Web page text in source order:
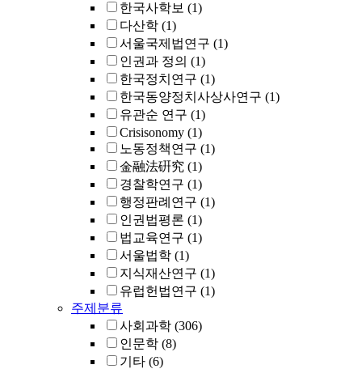
한국사학보 (1)
다산학 (1)
서울국제법연구 (1)
인권과 정의 (1)
한국정치연구 (1)
한국동양정치사상사연구 (1)
유관순 연구 (1)
Crisisonomy (1)
노동정책연구 (1)
金融法硏究 (1)
경찰학연구 (1)
행정판례연구 (1)
인권법평론 (1)
법교육연구 (1)
서울법학 (1)
지식재산연구 (1)
유럽헌법연구 (1)
주제분류
사회과학 (306)
인문학 (8)
기타 (6)